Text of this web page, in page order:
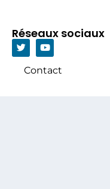
Réseaux sociaux
Contact